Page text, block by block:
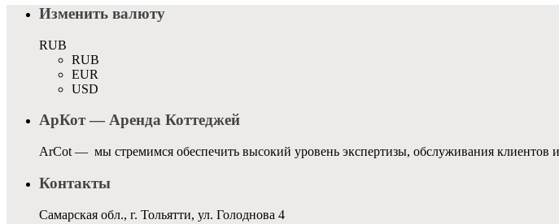
Изменить валюту
RUB
RUB
EUR
USD
АрКот — Аренда Коттеджей
ArCot — мы стремимся обеспечить высокий уровень экспертизы, обслуживания клиентов
Контакты
Самарская обл., г. Тольятти, ул. Голоднова 4